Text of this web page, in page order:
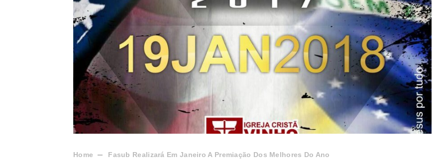
Home Fasub Realizará Em Janeiro A Premiação Dos Melhores Do Ano